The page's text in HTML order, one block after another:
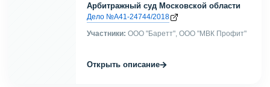
Арбитражный суд Московской области
Дело №А41-24744/2018
Участники: ООО "Баретт", ООО "МВК Профит"
Открыть описание→